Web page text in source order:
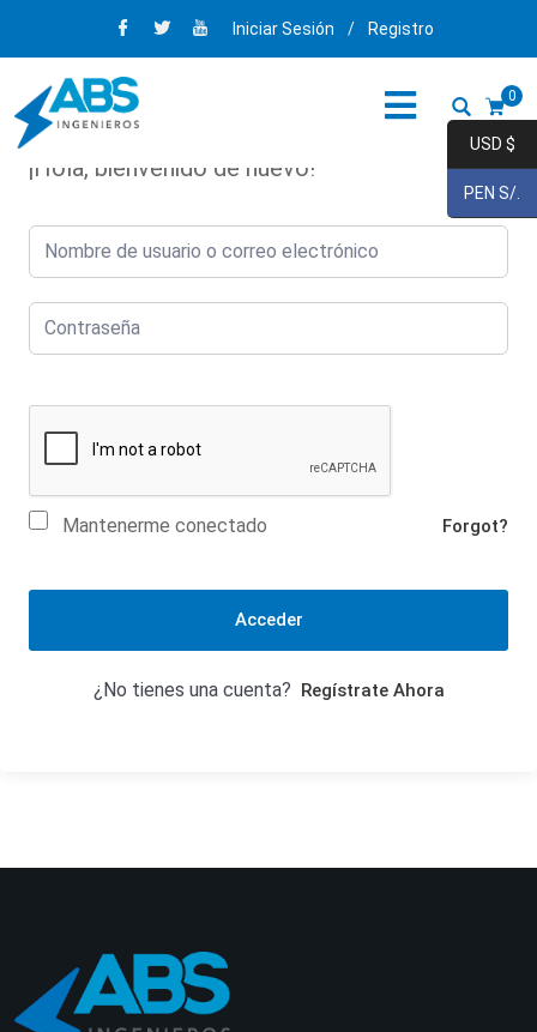
Iniciar Sesión / Registro
0
¡Hola, bienvenido de nuevo!
Mantenerme conectado Forgot?
Acceder
¿No tienes una cuenta? Regístrate Ahora
USD $
PEN S/.